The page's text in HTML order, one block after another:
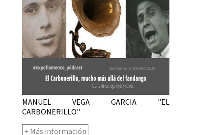
MANUEL VEGA GARCIA "EL
CARBONERILLO"
+ Más información